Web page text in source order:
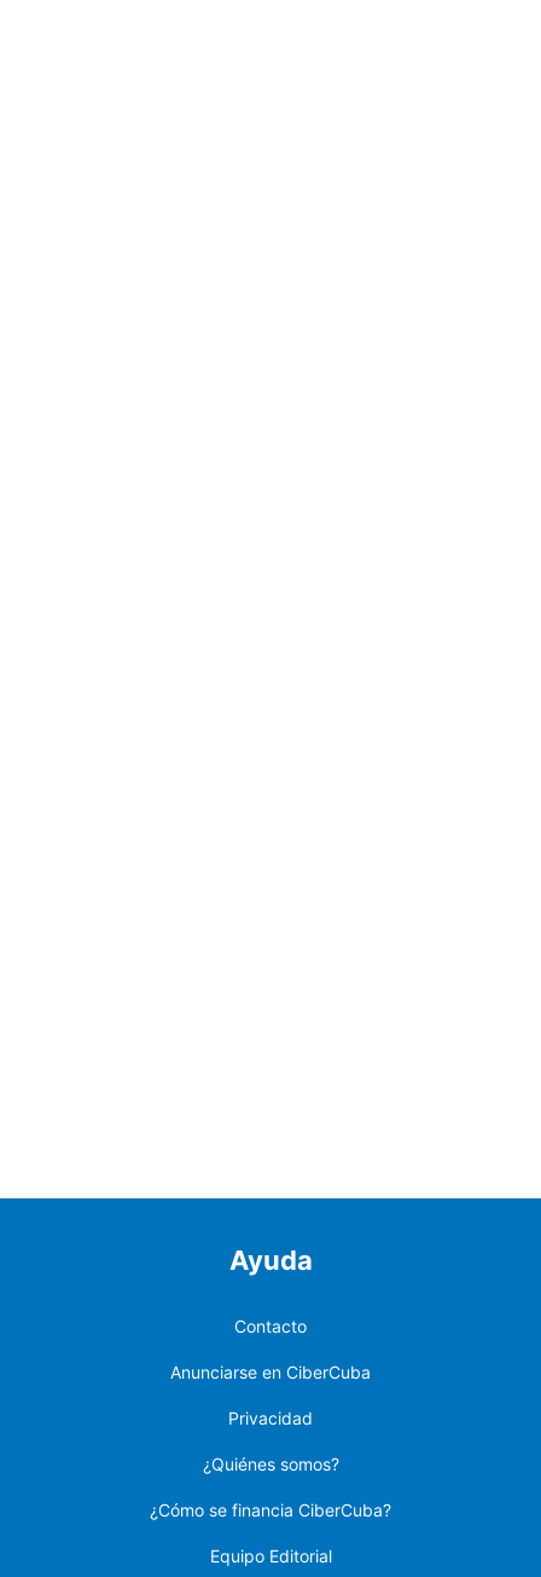
Ayuda
Contacto
Anunciarse en CiberCuba
Privacidad
¿Quiénes somos?
¿Cómo se financia CiberCuba?
Equipo Editorial